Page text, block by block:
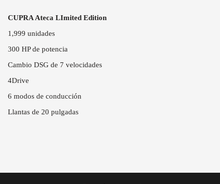
CUPRA Ateca LImited Edition
1,999 unidades
300 HP de potencia
Cambio DSG de 7 velocidades
4Drive
6 modos de conducción
Llantas de 20 pulgadas